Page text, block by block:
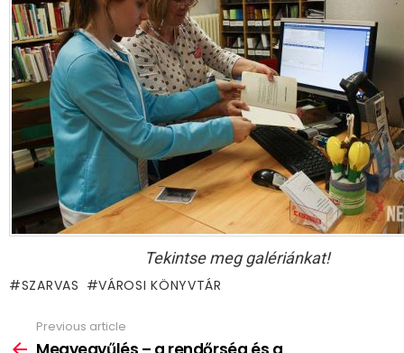
Tekintse meg galériánkat!
SZARVAS VÁROSI KÖNYVTÁR
more
Previous article